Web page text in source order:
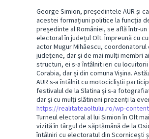
George Simion, președintele AUR și
acestei formațiuni politice la funcția
președinte al României, se află într-un
electoral în județul Olt. Împreună cu
actor Mugur Mihăescu, coordonatorul
județene, dar și de mai mulți membri
structuri, ei s-a întâlnit ieri cu locuitorii
Corabia, dar și din comuna Vișina.
AUR s-a întâlnit cu motocicliștii
festivalul de la Slatina și s-a
dar și cu mulți slătineni prezenți la
https://realitateaoltului.ro/wp-
Turneul electoral al lui Simion în Olt
vizită în târgul de săptămână de la
întâlniri cu electoratul din Scornicești